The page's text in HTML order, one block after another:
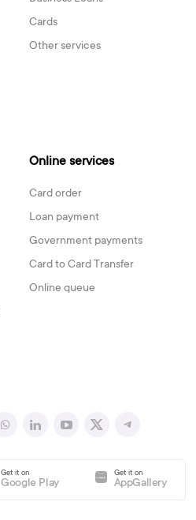
Cards
Other services
Online services
Card order
Loan payment
Government payments
Card to Card Transfer
Online queue
Get it on
Google Play
Get it on
AppGallery